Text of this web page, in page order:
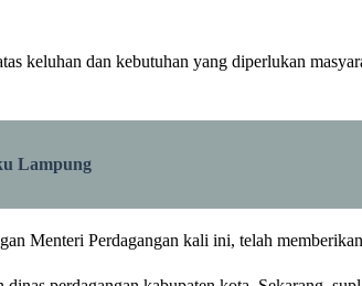
keluhan dan kebutuhan yang diperlukan
Lampung
Menteri Perdagangan kali ini, telah